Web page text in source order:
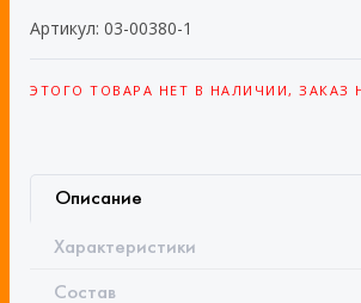
Артикул: 03-00380-1
ЭТОГО ТОВАРА НЕТ В НАЛИЧИИ, ЗАКАЗ
Описание
Характеристики
Состав